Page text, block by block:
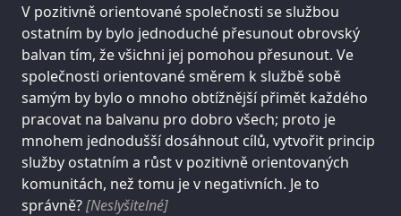
V pozitivně orientované společnosti se službou
ostatním by bylo jednoduché přesunout obrovský
balvan tím, že všichni jej pomohou přesunout. Ve
společnosti orientované směrem k službě sobě
samým by bylo o mnoho obtížnější přimět každého
pracovat na balvanu pro dobro všech; proto je
mnohem jednodušší dosáhnout cílů, vytvořit princip
služby ostatním a růst v pozitivně orientovaných
komunitách, než tomu je v negativních. Je to
správně?[Neslyšitelné]